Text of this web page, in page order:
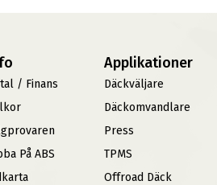
/ Finans
På ABS
Applikationer
Däckväljare
Däckomvandlare
Press
TPMS
Offroad Däck